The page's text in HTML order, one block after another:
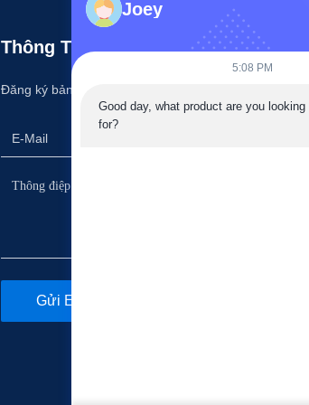
Thông Tin Của Chúng Tôi
Đăng ký bản tin của chúng tôi để được giảm giá và
Gửi Email
Joey
5:08 PM
Good day, what product are you looking
for?